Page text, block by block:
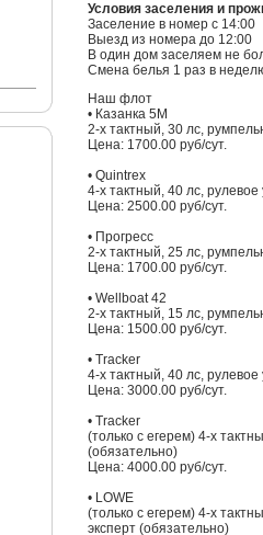
Условия заселения и
Заселение в номер с 14:00
Выезд из номера до 12:00
В один дом заселяем не
Смена белья 1 раз в
Наш флот
• Казанка 5М
2-х тактный, 30 лс,
Цена: 1700.00 руб/сут.
• Quintrex
4-х тактный, 40 лс,
Цена: 2500.00 руб/сут.
• Прогресс
2-х тактный, 25 лс,
Цена: 1700.00 руб/сут.
• Wellboat 42
2-х тактный, 15 лс,
Цена: 1500.00 руб/сут.
• Tracker
4-х тактный, 40 лс,
Цена: 3000.00 руб/сут.
• Tracker
(только с егерем) 4-х
(обязательно)
Цена: 4000.00 руб/сут.
• LOWE
(только с егерем) 4-х
эксперт (обязательно)